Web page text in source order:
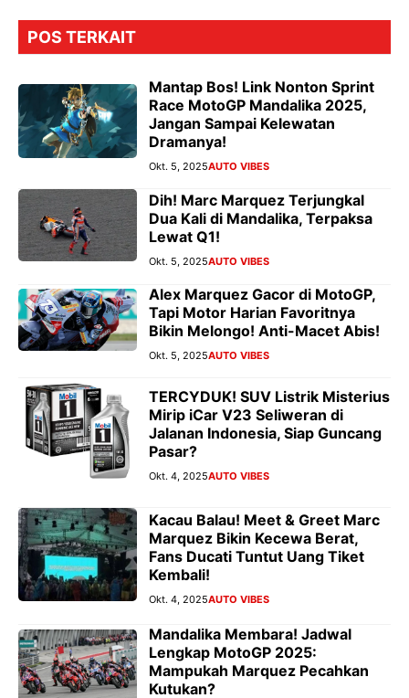
POS TERKAIT
Mantap Bos! Link Nonton Sprint
Race MotoGP Mandalika 2025,
Jangan Sampai Kelewatan
Dramanya!
Okt. 5, 2025AUTO VIBES
Dih! Marc Marquez Terjungkal
Dua Kali di Mandalika, Terpaksa
Lewat Q1!
Okt. 5, 2025AUTO VIBES
Alex Marquez Gacor di MotoGP,
Tapi Motor Harian Favoritnya
Bikin Melongo! Anti-Macet Abis!
Okt. 5, 2025AUTO VIBES
TERCYDUK! SUV Listrik Misterius
Mirip iCar V23 Seliweran di
Jalanan Indonesia, Siap Guncang
Pasar?
Okt. 4, 2025AUTO VIBES
Kacau Balau! Meet & Greet Marc
Marquez Bikin Kecewa Berat,
Fans Ducati Tuntut Uang Tiket
Kembali!
Okt. 4, 2025AUTO VIBES
Mandalika Membara! Jadwal
Lengkap MotoGP 2025:
Mampukah Marquez Pecahkan
Kutukan?